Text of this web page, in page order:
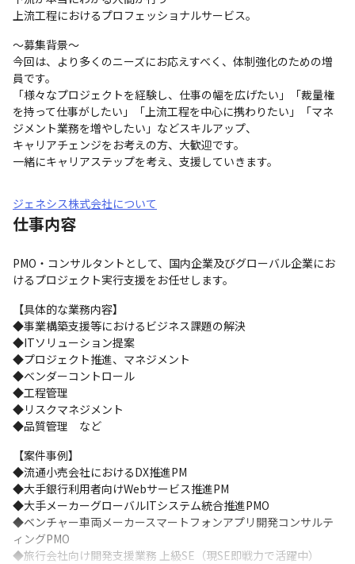
上流工程におけるプロフェッショナルサービス。
～募集背景～
今回は、より多くのニーズにお応えすべく、体制強化のための増
員です。
「様々なプロジェクトを経験し、仕事の幅を広げたい」「裁量権
を持って仕事がしたい」「上流工程を中心に携わりたい」「マネ
ジメント業務を増やしたい」などスキルアップ、
キャリアチェンジをお考えの方、大歓迎です。
一緒にキャリアステップを考え、支援していきます。
ジェネシス株式会社について
仕事内容
PMO・コンサルタントとして、国内企業及びグローバル企業にお
けるプロジェクト実行支援をお任せします。
【具体的な業務内容】
◆事業構築支援等におけるビジネス課題の解決
◆ITソリューション提案
◆プロジェクト推進、マネジメント
◆ベンダーコントロール
◆工程管理
◆リスクマネジメント
◆品質管理　など
【案件事例】
◆流通小売会社におけるDX推進PM
◆大手銀行利用者向けWebサービス推進PM
◆大手メーカーグローバルITシステム統合推進PMO
◆ベンチャー車両メーカースマートフォンアプリ開発コンサルテ
ィングPMO
◆旅行会社向け開発支援業務 上級SE（現SE即戦力で活躍中）